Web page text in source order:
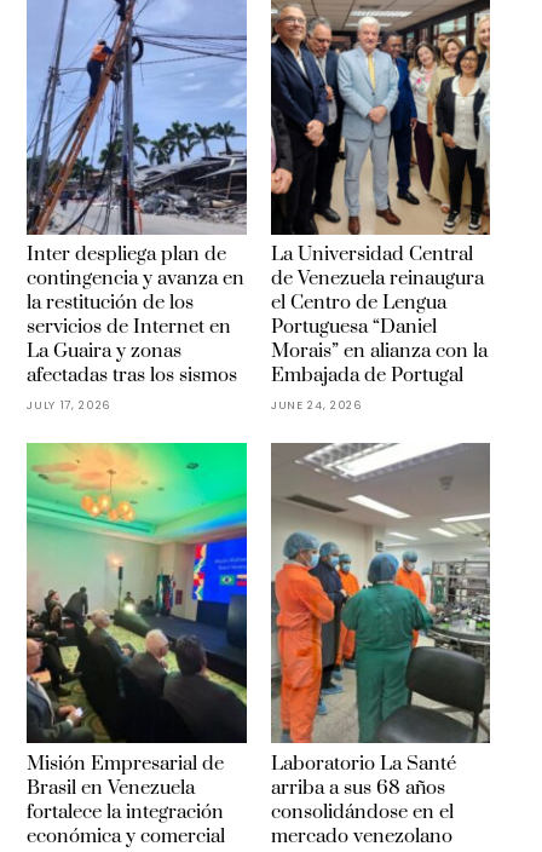
Inter despliega plan de
contingencia y avanza en
la restitución de los
servicios de Internet en
La Guaira y zonas
afectadas tras los sismos
JULY 17, 2026
La Universidad Central
de Venezuela reinaugura
el Centro de Lengua
Portuguesa “Daniel
Morais” en alianza con la
Embajada de Portugal
JUNE 24, 2026
Misión Empresarial de
Brasil en Venezuela
fortalece la integración
económica y comercial
Laboratorio La Santé
arriba a sus 68 años
consolidándose en el
mercado venezolano